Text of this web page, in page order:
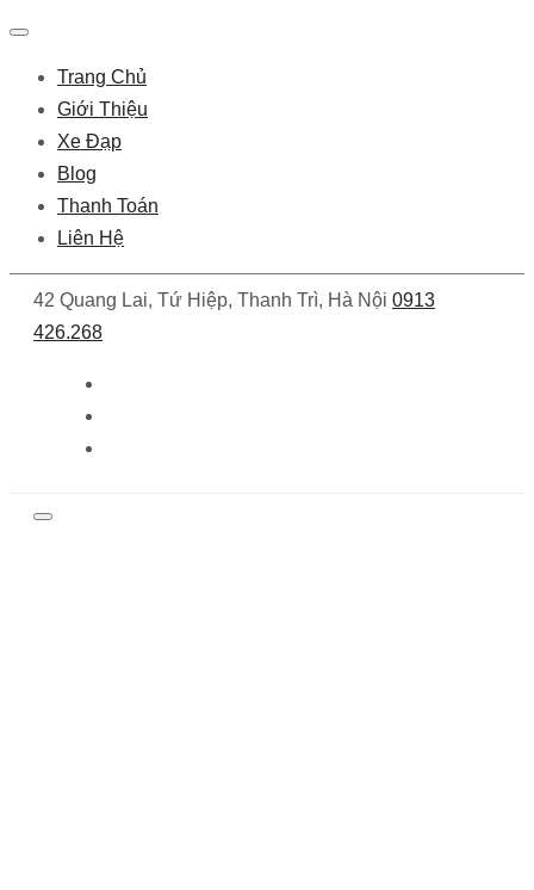
Trang Chủ
Giới Thiệu
Xe Đạp
Blog
Thanh Toán
Liên Hệ
42 Quang Lai, Tứ Hiệp, Thanh Trì, Hà Nội 0913
426.268